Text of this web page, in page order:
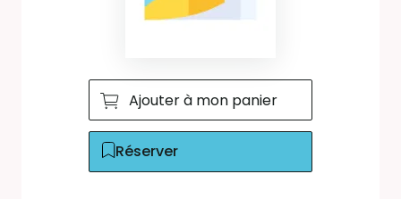
Ajouter à mon panier
Réserver